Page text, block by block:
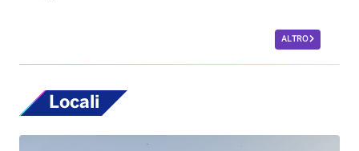
ALTRO
Locali